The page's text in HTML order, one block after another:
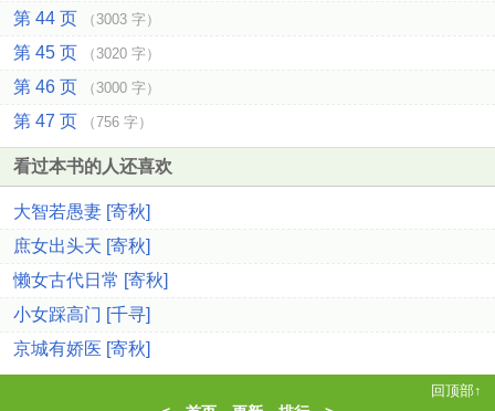
第 44 页 （3003 字）
第 45 页 （3020 字）
第 46 页 （3000 字）
第 47 页 （756 字）
看过本书的人还喜欢
大智若愚妻 [寄秋]
庶女出头天 [寄秋]
懒女古代日常 [寄秋]
小女踩高门 [千寻]
京城有娇医 [寄秋]
回顶部↑